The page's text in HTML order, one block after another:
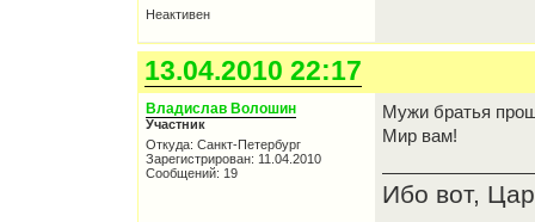
Неактивен
13.04.2010 22:17
Владислав Волошин
Участник
Откуда: Санкт-Петербург
Зарегистрирован: 11.04.2010
Сообщений: 19
Мужи братья
Мир вам!
Ибо вот,